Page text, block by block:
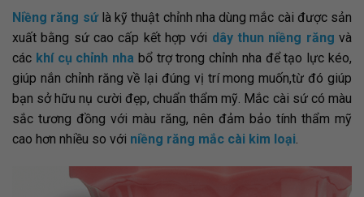
Niềng răng sứlà kỹ thuật chỉnh nha dùng mắc cài được sản
xuất bằng sứ cao cấp kết hợp với dây thun niềng răng và
các khí cụ chỉnh nha bổ trợ trong chỉnh nha để tạo lực kéo,
giúp nắn chỉnh răng về lại đúng vị trí mong muốn,từ đó giúp
bạn sở hữu nụ cười đẹp, chuẩn thẩm mỹ. Mắc cài sứ có màu
sắc tương đồng với màu răng, nên đảm bảo tính thẩm mỹ
cao hơn nhiều so với niềng răng mắc cài kim loại.